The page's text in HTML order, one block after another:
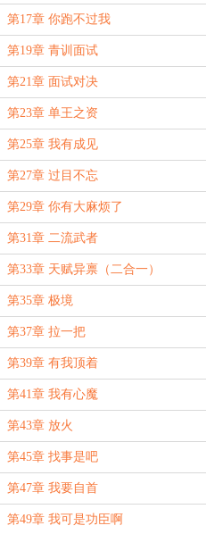
第17章 你跑不过我
第19章 青训面试
第21章 面试对决
第23章 单王之资
第25章 我有成见
第27章 过目不忘
第29章 你有大麻烦了
第31章 二流武者
第33章 天赋异禀（二合一）
第35章 极境
第37章 拉一把
第39章 有我顶着
第41章 我有心魔
第43章 放火
第45章 找事是吧
第47章 我要自首
第49章 我可是功臣啊